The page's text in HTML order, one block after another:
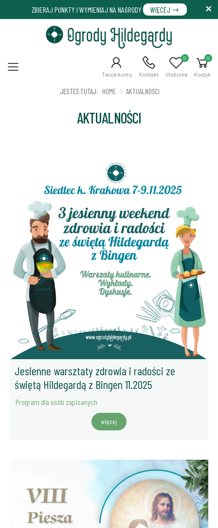
ZBIERAJ PUNKTY I WYMIENIAJ NA NAGRODY WIĘCEJ
Menu Twoje konto Kontakt Ulubione
0 0
Koszyk
JESTEŚ TUTAJ: HOME AKTUALNOŚCI
AKTUALNOŚCI
Jesienne warsztaty zdrowia i radości ze
świętą Hildegardą z Bingen 11.2025
Program dla osób zapisanych
więcej